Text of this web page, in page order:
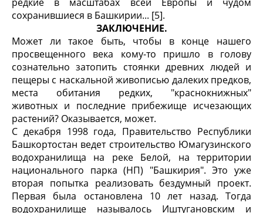
сохранившиеся в Башкирии... [5].
ЗАКЛЮЧЕНИЕ.
Может ли такое быть, чтобы в конце нашего
просвещенного века кому-то пришло в голову
сознательно затопить стоянки древних людей и
пещеры с наскальной живописью далеких предков,
места обитания редких, "краснокнижных"
животных и последние прибежище исчезающих
растений? Оказывается, может.
С декабря 1998 года, Правительство Республики
Башкортостан ведет строительство Юмагузинского
водохранилища на реке Белой, на территории
национального парка (НП) "Башкирия". Это уже
вторая попытка реализовать бездумный проект.
Первая была остановлена 10 лет назад. Тогда
водохранилище называлось Иштугановским и